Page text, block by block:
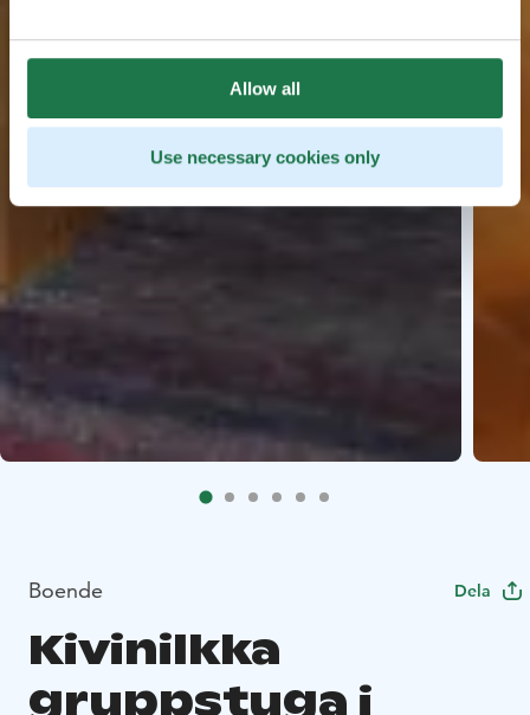
Allow all
Use necessary cookies only
Boende Dela
Kivinilkka
gruppstuga i